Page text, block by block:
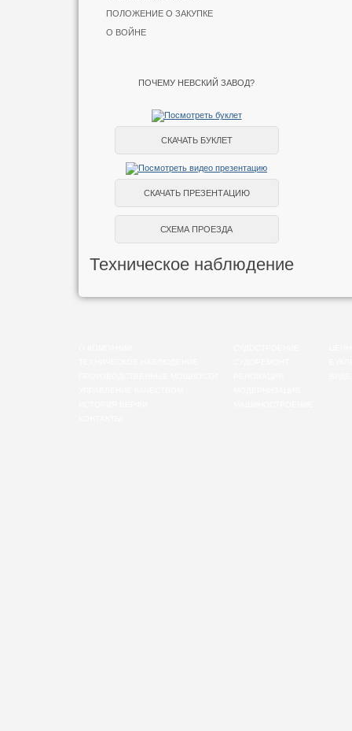
ПОЛОЖЕНИЕ О ЗАКУПКЕ
О ВОЙНЕ
ПОЧЕМУ НЕВСКИЙ ЗАВОД?
СКАЧАТЬ БУКЛЕТ
СКАЧАТЬ ПРЕЗЕНТАЦИЮ
СХЕМА ПРОЕЗДА
Техническое наблюдение